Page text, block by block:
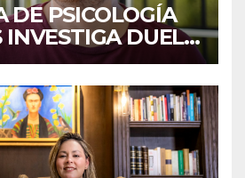
DE PSICOLOGÍA
INVESTIGA DUELO
Y SOBRECARGA
DE